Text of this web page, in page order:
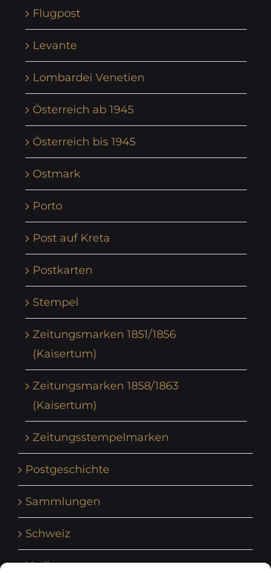
Flugpost
Levante
Lombardei Venetien
Österreich ab 1945
Österreich bis 1945
Ostmark
Porto
Post auf Kreta
Postkarten
Stempel
Zeitungsmarken 1851/1856
(Kaisertum)
Zeitungsmarken 1858/1863
(Kaisertum)
Zeitungsstempelmarken
Postgeschichte
Sammlungen
Schweiz
Vatikan